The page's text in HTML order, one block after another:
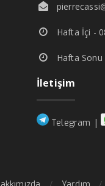
Hafta İçi -
Hafta Sonu
İletişim
Telegram |